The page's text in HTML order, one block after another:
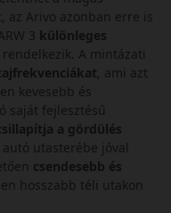
Arivo azonban erre is
3 különleges
rendelkezik. A mintázati
, ami azt
kevesebb és
saját fejlesztésű
a gördülés
autó utasterébe jóval
csendesebb és
hosszabb téli utakon